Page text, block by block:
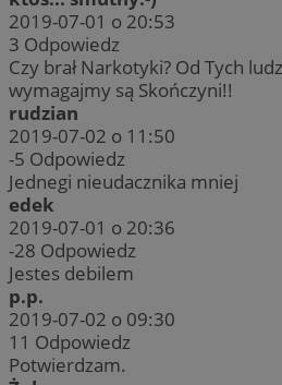
2019-07-01 o 20:53
3 Odpowiedz
Czy brał Narkotyki? Od Tych
wymagajmy są Skończyni!!
rudzian
2019-07-02 o 11:50
-5 Odpowiedz
Jednegi nieudacznika mniej
edek
2019-07-01 o 20:36
-28 Odpowiedz
Jestes debilem
p.p.
2019-07-02 o 09:30
11 Odpowiedz
Potwierdzam.